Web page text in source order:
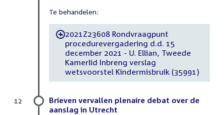
Te behandelen:
-2021Z23608 Rondvraagpunt
procedurevergadering d.d. 15
december 2021 - U. Ellian, Tweede
Kamerlid Inbreng verslag
wetsvoorstel Kindermisbruik (35991)
Brieven vervallen plenaire debat over de
aanslag in Utrecht
12